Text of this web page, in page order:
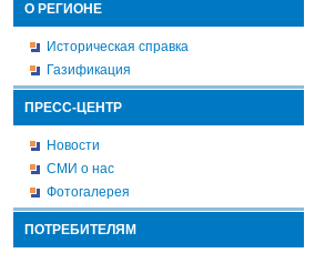
О РЕГИОНЕ
Историческая справка
Газификация
ПРЕСС-ЦЕНТР
Новости
СМИ о нас
Фотогалерея
ПОТРЕБИТЕЛЯМ